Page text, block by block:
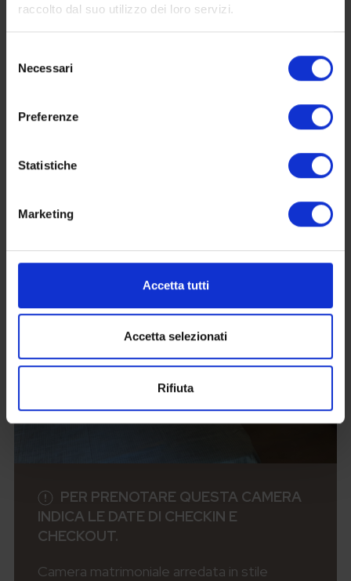
raccolto dal suo utilizzo dei loro servizi.
delNecessari
Preferenze
Statistiche
Marketing
Accetta tutti
Accetta selezionati
Rifiuta
PER PRENOTARE QUESTA CAMERA
INDICA LE DATE DI CHECKIN E
CHECKOUT.
Camera matrimoniale arredata in stile